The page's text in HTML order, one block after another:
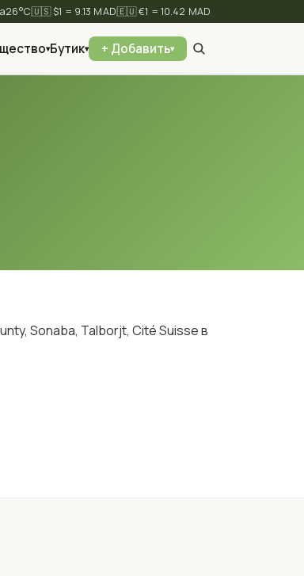
26°C🇺🇸 $1 = 9.13 MAD🇪🇺 €1 = 10.42 MAD
▾Бутик▾ + Добавить▾
Sonaba, Talborjt, Cité Suisse в